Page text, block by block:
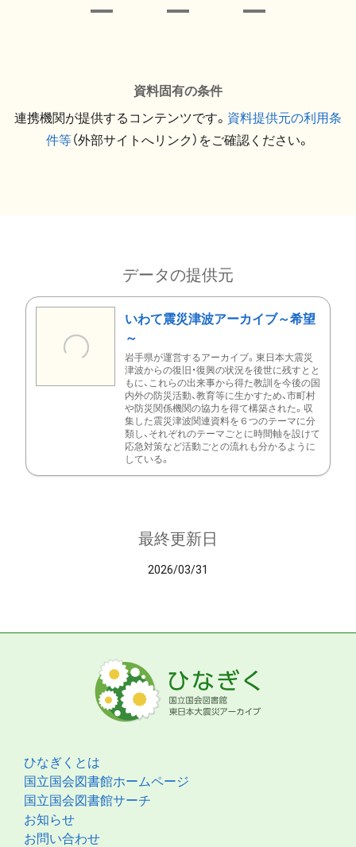
資料固有の条件
連携機関が提供するコンテンツです。 資料提供元の利用条
件等（外部サイトへリンク）をご確認ください。
データの提供元
いわて震災津波アーカイブ～希望
～
岩手県が運営するアーカイブ。東日本大震災
津波からの復旧・復興の状況を後世に残すとと
もに、これらの出来事から得た教訓を今後の国
内外の防災活動、教育等に生かすため、市町村
や防災関係機関の協力を得て構築された。収
集した震災津波関連資料を６つのテーマに分
類し、それぞれのテーマごとに時間軸を設けて
応急対策など活動ごとの流れも分かるように
している。
最終更新日
2026/03/31
ひなぎくとは
国立国会図書館ホームページ
国立国会図書館サーチ
お知らせ
お問い合わせ